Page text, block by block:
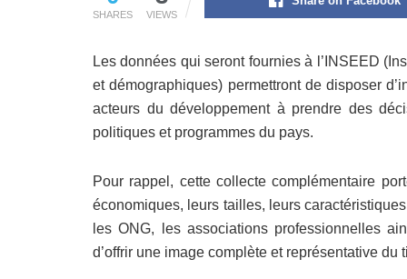
SHARES VIEWS
Les données qui seront fournies à l’INSEED
et démographiques) permettront de disposer
acteurs du développement à prendre des
politiques et programmes du pays.
Pour rappel, cette collecte complémentaire
économiques, leurs tailles, leurs
les ONG, les associations professionnelles
d’offrir une image complète et représentative